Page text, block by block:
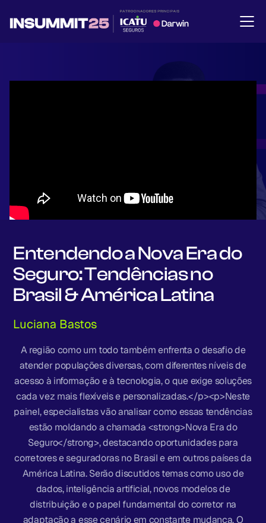
Entendendo a Nova Era do
Seguro: Tendências no
Brasil & América Latina
Luciana Bastos
A região como um todo também enfrenta o desafio de
atender populações diversas, com diferentes níveis de
acesso à informação e à tecnologia, o que exige soluções
cada vez mais flexíveis e personalizadas.</p><p>Neste
painel, especialistas vão analisar como essas tendências
estão moldando a chamada <strong>Nova Era do
Seguro</strong>, destacando oportunidades para
corretores e seguradoras no Brasil e em outros países da
América Latina. Serão discutidos temas como uso de
dados, inteligência artificial, novos modelos de
distribuição e o papel fundamental do corretor na
adaptação a esse cenário em constante mudança. O